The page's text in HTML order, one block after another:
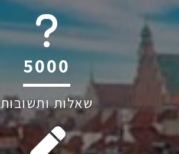
6045
שאלות ותשובות